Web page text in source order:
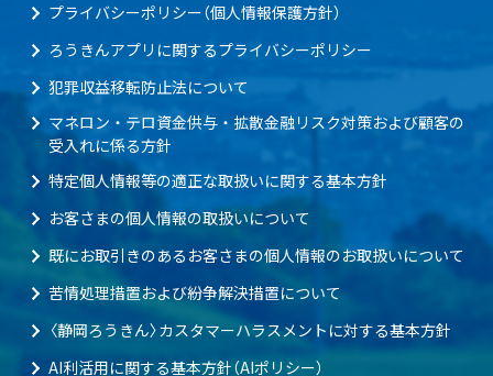
プライバシーポリシー（個人情報保護方針）
ろうきんアプリに関するプライバシーポリシー
犯罪収益移転防止法について
マネロン・テロ資金供与・拡散金融リスク対策および顧客の
受入れに係る方針
特定個人情報等の適正な取扱いに関する基本方針
お客さまの個人情報の取扱いについて
既にお取引きのあるお客さまの個人情報のお取扱いについて
苦情処理措置および紛争解決措置について
〈静岡ろうきん〉カスタマーハラスメントに対する基本方針
AI利活用に関する基本方針（AIポリシー）